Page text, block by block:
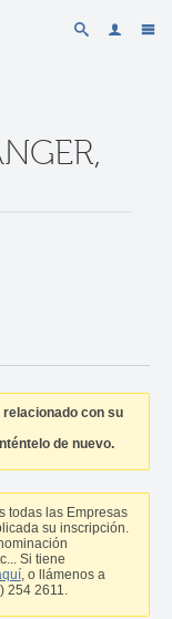
con su
de nuevo.
todas las Empresas
su inscripción.
Si tiene
, o llámenos a
254 2611.